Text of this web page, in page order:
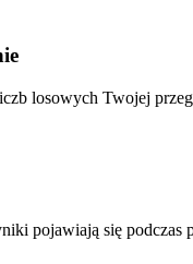
losowych Twojej
pojawiają się podczas